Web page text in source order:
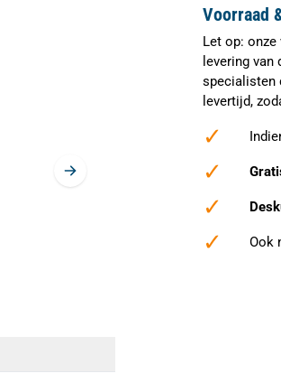
Voorraad
Let op:
levering
specialisten
levertijd,
✓
✓
✓
✓ Ook